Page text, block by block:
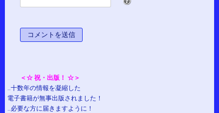
＜☆ 祝・出版！ ☆＞
…十数年の情報を凝縮した
電子書籍が無事出版されました！
…必要な方に届きますように！